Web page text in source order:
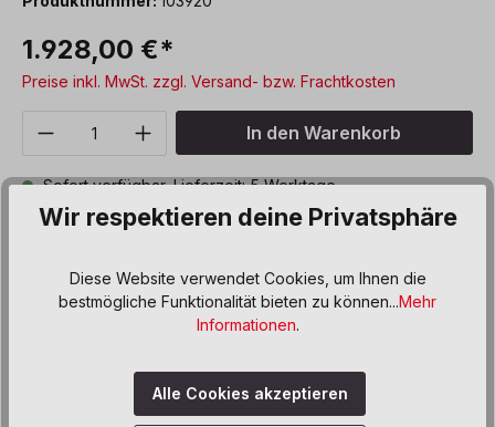
1.928,00 €*
Preise inkl. MwSt. zzgl. Versand- bzw. Frachtkosten
Produkt Anzahl: Gib denIn den Warenkorb
Sofort verfügbar, Lieferzeit: 5 Werktage
Zum Merkzettel hinzufügen
Beschreibung
Inselbewohner. Das Königspaar schätzt die Inselbewohner
Wir respektieren deine Privatsphäre
Diese Website verwendet Cookies, um Ihnen die
bestmögliche Funktionalität bieten zu können...Mehr
Informationen.
Alle Cookies akzeptieren